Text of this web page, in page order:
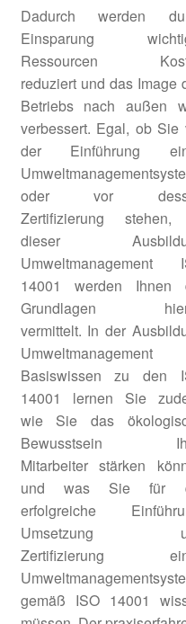
Auditor/Leitender
14001
Energieaudit DIN EN
Energiemanagement
CSR ISO 26000
Kostenloser E-
Arbeitsanweisungen
QS
IT
Prozesse & KVP
HACCP
LEAN & 6 Sigma
Dadurch werden
Einsparung
Ressourcen
reduziert und das Image
Betriebs nach außen
verbessert. Egal, ob Sie
der Einführung
oder vor
Zertifizierung
dieser
Umweltmanagement
14001 werden Ihnen
Grundlagen
vermittelt. In der
Umweltmanagement
Basiswissen zu den
14001 lernen Sie
wie Sie das
Bewusstsein
Mitarbeiter stärken
und was Sie für
erfolgreiche
Umsetzung
Zertifizierung
gemäß ISO 14001